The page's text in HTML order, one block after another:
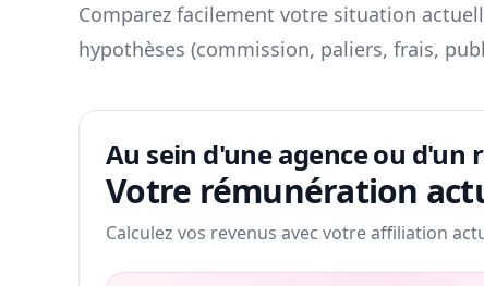
Comparez facilement votre situation
hypothèses (commission, paliers, frais,
Au sein d'une agence ou d'un
Votre rémunération
Calculez vos revenus avec votre affiliation